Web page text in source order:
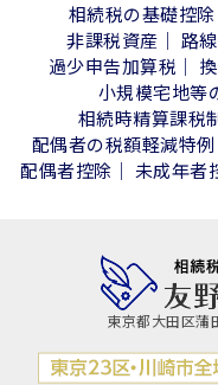
相続税の基礎控除
非課税資産
路
過少申告加算税
小規模宅地等
相続時精算課税
配偶者の税額軽減特例
配偶者控除
未成年者
東京都大田区蒲